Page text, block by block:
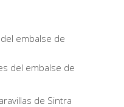
embalse de
de Sintra